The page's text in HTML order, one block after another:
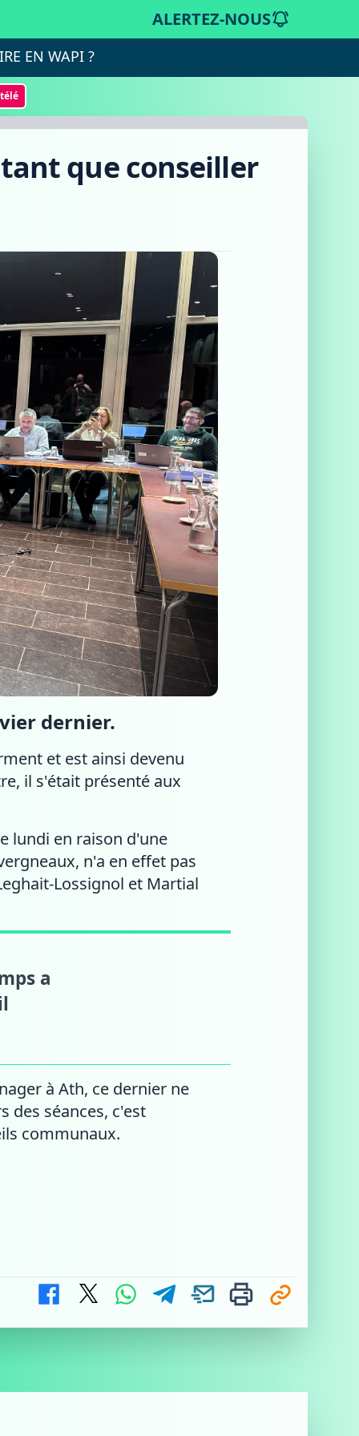
ALERTEZ-NOUS
EN WAPI ?
que conseiller
dernier.
et est ainsi devenu
il s'était présenté aux
lundi en raison d'une
n'a en effet pas
Lossignol et Martial
a
à Ath, ce dernier ne
des séances, c'est
communaux.